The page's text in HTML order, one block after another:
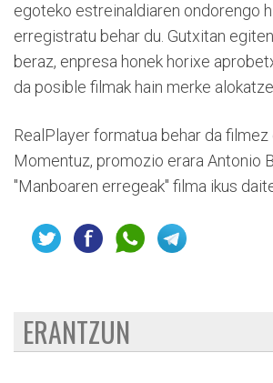
egoteko estreinaldiaren ondorengo
erregistratu behar du. Gutxitan
beraz, enpresa honek horixe
da posible filmak hain merke
RealPlayer formatua behar da filmez
Momentuz, promozio erara Antonio
"Manboaren erregeak" filma ikus
ERANTZUN